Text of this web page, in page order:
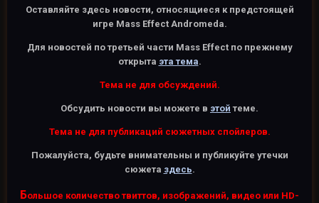
Оставляйте здесь новости, относящиеся к предстоящей
игре Mass Effect Andromeda.
Для новостей по третьей части Mass Effect по прежнему
открыта эта тема.
Тема не для обсуждений.
Обсудить новости вы можете в этой теме.
Тема не для публикаций сюжетных спойлеров.
Пожалуйста, будьте внимательны и публикуйте утечки
сюжета здесь.
Большое количество твиттов, изображений, видео или HD-